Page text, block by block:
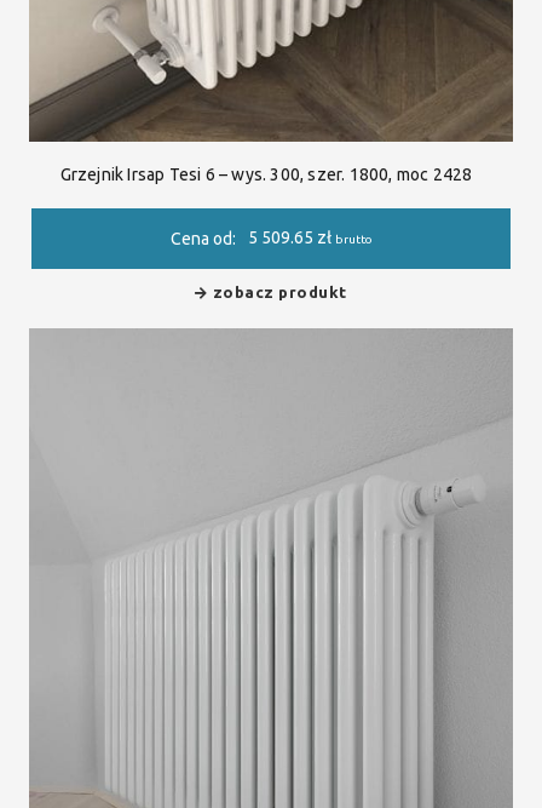
Grzejnik Irsap Tesi 6 – wys. 300, szer. 1800, moc 2428
Cena od: 5 509.65 zł brutto
zobacz produkt